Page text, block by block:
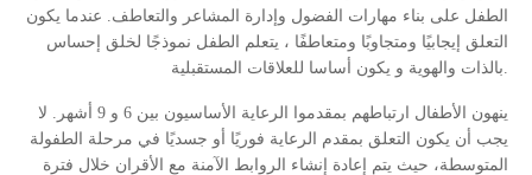
الطفل على بناء مهارات الفضول وإدارة المشاعر والتعاطف. عندما يكون
التعلق إيجابيًا ومتجاوبًا ومتعاطفًا ، يتعلم الطفل نموذجًا لخلق إحساس
ينهون الأطفال ارتباطهم بمقدموا الرعاية الأساسيون بين 6 و 9 أشهر. لا
يجب أن يكون التعلق بمقدم الرعاية فوريًا أو جسديًا في مرحلة الطفولة
المتوسطة، حيث يتم إعادة إنشاء الروابط الآمنة مع الأقران خلال فترة